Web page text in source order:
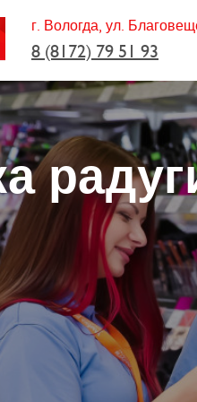
г. Вологда, ул.
8 (8172) 79 51 93